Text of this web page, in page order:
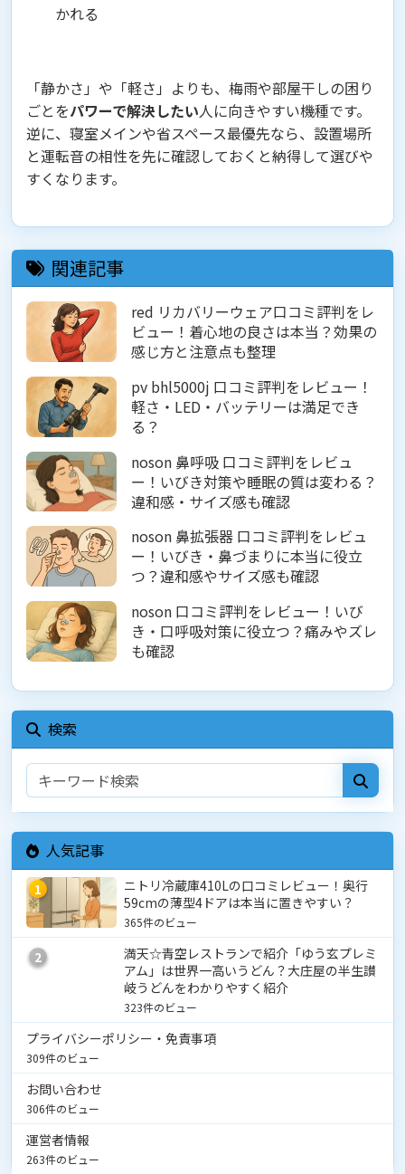
かれる
「静かさ」や「軽さ」よりも、梅雨や部屋干しの困り
ごとをパワーで解決したい人に向きやすい機種です。
逆に、寝室メインや省スペース最優先なら、設置場所
と運転音の相性を先に確認しておくと納得して選びや
すくなります。
関連記事
red リカバリーウェア口コミ評判をレ
ビュー！着心地の良さは本当？効果の
感じ方と注意点も整理
pv bhl5000j 口コミ評判をレビュー！
軽さ・LED・バッテリーは満足でき
る？
noson 鼻呼吸 口コミ評判をレビュ
ー！いびき対策や睡眠の質は変わる？
違和感・サイズ感も確認
noson 鼻拡張器 口コミ評判をレビュ
ー！いびき・鼻づまりに本当に役立
つ？違和感やサイズ感も確認
noson 口コミ評判をレビュー！いび
き・口呼吸対策に役立つ？痛みやズレ
も確認
検索
人気記事
1
ニトリ冷蔵庫410Lの口コミレビュー！奥行
59cmの薄型4ドアは本当に置きやすい？
365件のビュー
2
満天☆青空レストランで紹介「ゆう玄プレミ
アム」は世界一高いうどん？大庄屋の半生讃
岐うどんをわかりやすく紹介
323件のビュー
プライバシーポリシー・免責事項
309件のビュー
お問い合わせ
306件のビュー
運営者情報
263件のビュー